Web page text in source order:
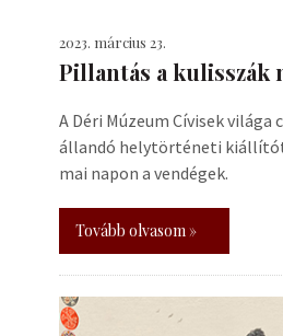
2023. március 23.
Pillantás a kulisszák
A Déri Múzeum Cívisek világa
állandó helytörténeti
mai napon a vendégek.
Tovább olvasom »